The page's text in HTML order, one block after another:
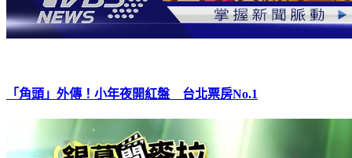
「角頭」外傳！小年夜開紅盤 台北票房No.1